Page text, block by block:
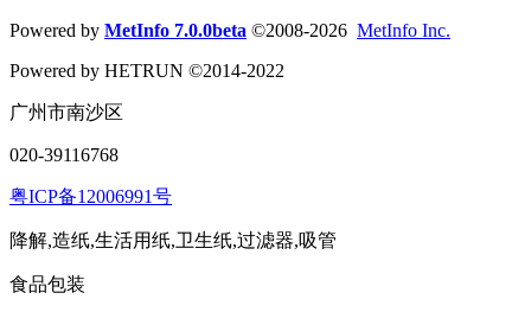
Powered by MetInfo 7.0.0beta ©2008-2026 MetInfo Inc.
Powered by HETRUN ©2014-2022
广州市南沙区
020-39116768
粤ICP备12006991号
降解,造纸,生活用纸,卫生纸,过滤器,吸管
食品包装